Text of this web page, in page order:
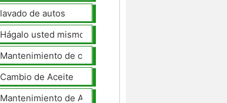
lavado de autos
Hágalo usted mismo Mantenimiento de Automotores
Mantenimiento de coches General
Cambio de Aceite
Mantenimiento de Automotores Profesional